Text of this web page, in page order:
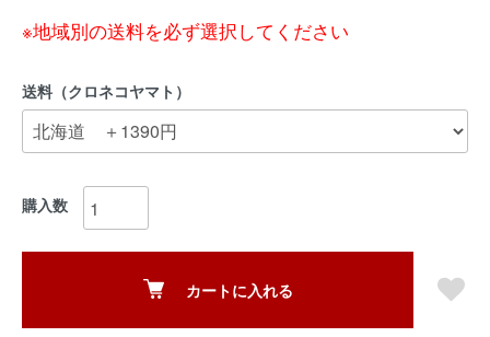
※地域別の送料を必ず選択してください
送料（クロネコヤマト）
購入数
カートに入れる